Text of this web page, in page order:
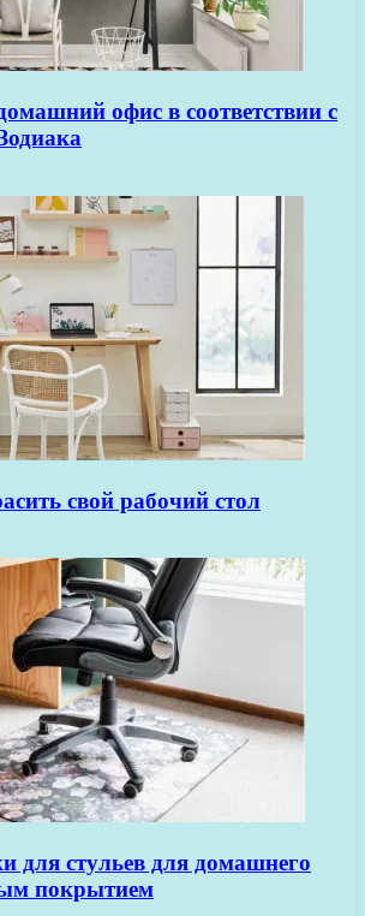
офис в соответствии с
свой рабочий стол
для стульев для домашнего
покрытием